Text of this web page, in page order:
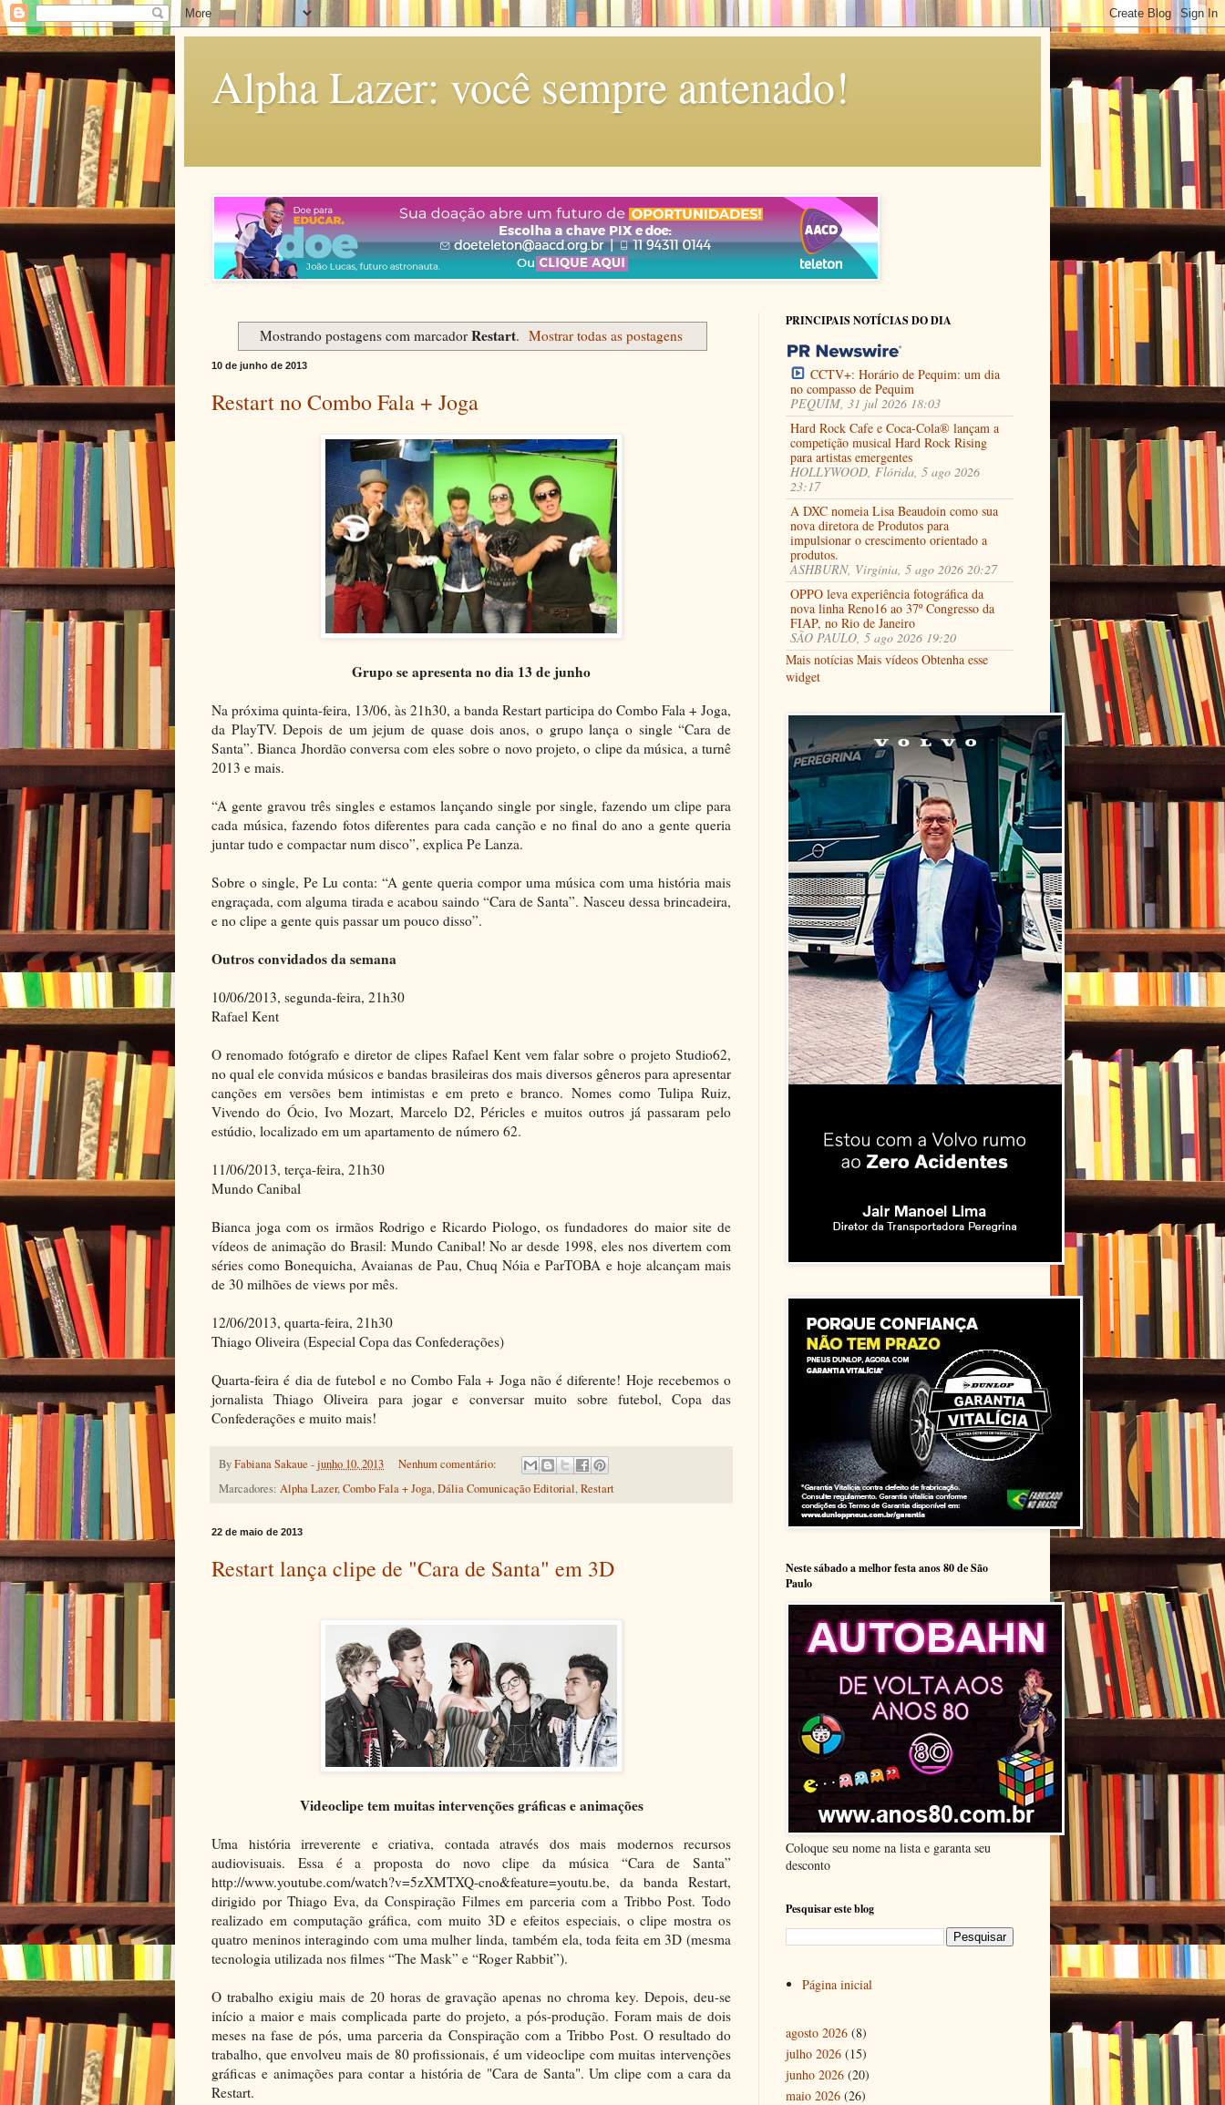
Alpha Lazer: você sempre antenado!
Mostrando postagens com marcador Restart. Mostrar todas as postagens
10 de junho de 2013
Restart no Combo Fala + Joga
Grupo se apresenta no dia 13 de junho
Na próxima quinta-feira, 13/06, às 21h30, a banda Restart participa do Combo Fala + Joga,
da PlayTV. Depois de um jejum de quase dois anos, o grupo lança o single “Cara de
Santa”. Bianca Jhordão conversa com eles sobre o novo projeto, o clipe da música, a turnê
2013 e mais.
“A gente gravou três singles e estamos lançando single por single, fazendo um clipe para
cada música, fazendo fotos diferentes para cada canção e no final do ano a gente queria
juntar tudo e compactar num disco”, explica Pe Lanza.
Sobre o single, Pe Lu conta: “A gente queria compor uma música com uma história mais
engraçada, com alguma tirada e acabou saindo “Cara de Santa”. Nasceu dessa brincadeira,
e no clipe a gente quis passar um pouco disso”.
Outros convidados da semana
10/06/2013, segunda-feira, 21h30
Rafael Kent
O renomado fotógrafo e diretor de clipes Rafael Kent vem falar sobre o projeto Studio62,
no qual ele convida músicos e bandas brasileiras dos mais diversos gêneros para apresentar
canções em versões bem intimistas e em preto e branco. Nomes como Tulipa Ruiz,
Vivendo do Ócio, Ivo Mozart, Marcelo D2, Péricles e muitos outros já passaram pelo
estúdio, localizado em um apartamento de número 62.
11/06/2013, terça-feira, 21h30
Mundo Canibal
Bianca joga com os irmãos Rodrigo e Ricardo Piologo, os fundadores do maior site de
vídeos de animação do Brasil: Mundo Canibal! No ar desde 1998, eles nos divertem com
séries como Bonequicha, Avaianas de Pau, Chuq Nóia e ParTOBA e hoje alcançam mais
de 30 milhões de views por mês.
12/06/2013, quarta-feira, 21h30
Thiago Oliveira (Especial Copa das Confederações)
Quarta-feira é dia de futebol e no Combo Fala + Joga não é diferente! Hoje recebemos o
jornalista Thiago Oliveira para jogar e conversar muito sobre futebol, Copa das
Confederações e muito mais!
ByFabiana Sakaue -junho 10, 2013
Nenhum comentário:
Marcadores: Alpha Lazer,Combo Fala + Joga,Dália Comunicação Editorial,Restart
22 de maio de 2013
Restart lança clipe de "Cara de Santa" em 3D
Videoclipe tem muitas intervenções gráficas e animações
Uma história irreverente e criativa, contada através dos mais modernos recursos
audiovisuais. Essa é a proposta do novo clipe da música “Cara de Santa”
http://www.youtube.com/watch?v=5zXMTXQ-cno&feature=youtu.be, da banda Restart,
dirigido por Thiago Eva, da Conspiração Filmes em parceria com a Tribbo Post. Todo
realizado em computação gráfica, com muito 3D e efeitos especiais, o clipe mostra os
quatro meninos interagindo com uma mulher linda, também ela, toda feita em 3D (mesma
tecnologia utilizada nos filmes “The Mask” e “Roger Rabbit”).
O trabalho exigiu mais de 20 horas de gravação apenas no chroma key. Depois, deu-se
início a maior e mais complicada parte do projeto, a pós-produção. Foram mais de dois
meses na fase de pós, uma parceria da Conspiração com a Tribbo Post. O resultado do
trabalho, que envolveu mais de 80 profissionais, é um videoclipe com muitas intervenções
gráficas e animações para contar a história de "Cara de Santa". Um clipe com a cara da
Restart.
PRINCIPAIS NOTÍCIAS DO DIA
CCTV+: Horário de Pequim: um dia
no compasso de Pequim
PEQUIM, 31 jul 2026 18:03
Hard Rock Cafe e Coca-Cola® lançam a
competição musical Hard Rock Rising
para artistas emergentes
HOLLYWOOD, Flórida, 5 ago 2026
23:17
A DXC nomeia Lisa Beaudoin como sua
nova diretora de Produtos para
impulsionar o crescimento orientado a
produtos.
ASHBURN, Virgínia, 5 ago 2026 20:27
OPPO leva experiência fotográfica da
nova linha Reno16 ao 37º Congresso da
FIAP, no Rio de Janeiro
SÃO PAULO, 5 ago 2026 19:20
Mais notícias Mais vídeos Obtenha esse
widget
Neste sábado a melhor festa anos 80 de São
Paulo
Coloque seu nome na lista e garanta seu
desconto
Pesquisar este blog
Página inicial
agosto 2026 (8)
julho 2026 (15)
junho 2026 (20)
maio 2026 (26)